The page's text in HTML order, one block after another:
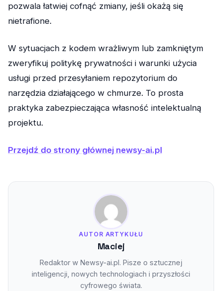
pozwala łatwiej cofnąć zmiany, jeśli okażą się
nietrafione.
W sytuacjach z kodem wrażliwym lub zamkniętym
zweryfikuj politykę prywatności i warunki użycia
usługi przed przesyłaniem repozytorium do
narzędzia działającego w chmurze. To prosta
praktyka zabezpieczająca własność intelektualną
projektu.
Przejdź do strony głównej newsy-ai.pl
AUTOR ARTYKUŁU
Maciej
Redaktor w Newsy-ai.pl. Pisze o sztucznej
inteligencji, nowych technologiach i przyszłości
cyfrowego świata.